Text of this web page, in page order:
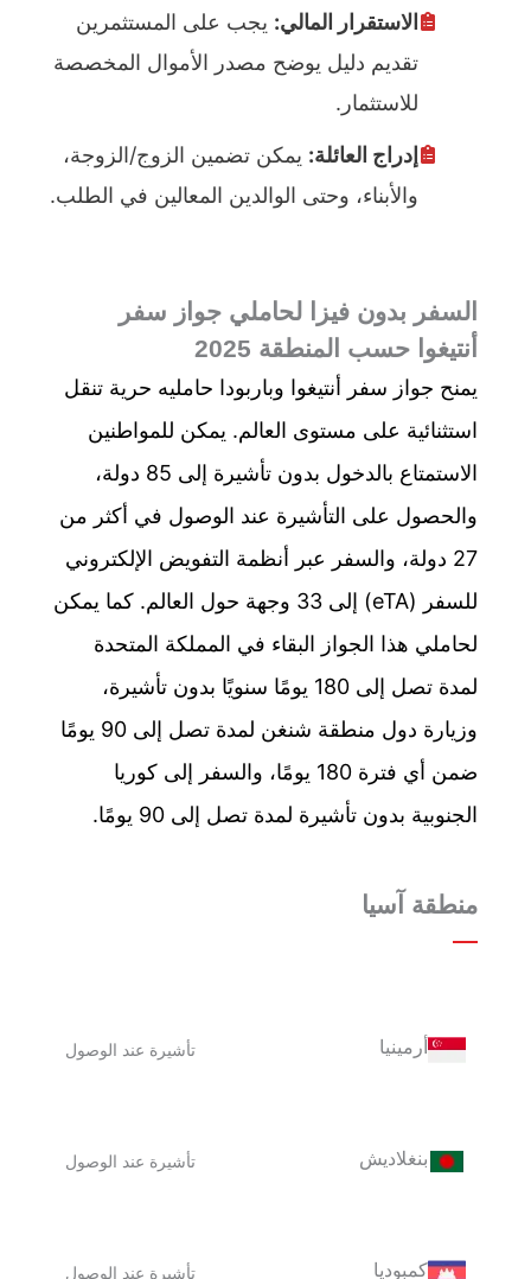
الاستقرار المالي: يجب على المستثمرين
تقديم دليل يوضح مصدر الأموال المخصصة
للاستثمار.
إدراج العائلة: يمكن تضمين الزوج/الزوجة،
والأبناء، وحتى الوالدين المعالين في الطلب.
السفر بدون فيزا لحاملي جواز سفر
أنتيغوا حسب المنطقة 2025
يمنح جواز سفر أنتيغوا وباربودا حامليه حرية تنقل
استثنائية على مستوى العالم. يمكن للمواطنين
الاستمتاع بالدخول بدون تأشيرة إلى 85 دولة،
والحصول على التأشيرة عند الوصول في أكثر من
27 دولة، والسفر عبر أنظمة التفويض الإلكتروني
للسفر (eTA) إلى 33 وجهة حول العالم. كما يمكن
لحاملي هذا الجواز البقاء في المملكة المتحدة
لمدة تصل إلى 180 يومًا سنويًا بدون تأشيرة،
وزيارة دول منطقة شنغن لمدة تصل إلى 90 يومًا
ضمن أي فترة 180 يومًا، والسفر إلى كوريا
الجنوبية بدون تأشيرة لمدة تصل إلى 90 يومًا.
منطقة آسيا
أرمينيا تأشيرة عند الوصول
بنغلاديش تأشيرة عند الوصول
كمبوديا تأشيرة عند الوصول